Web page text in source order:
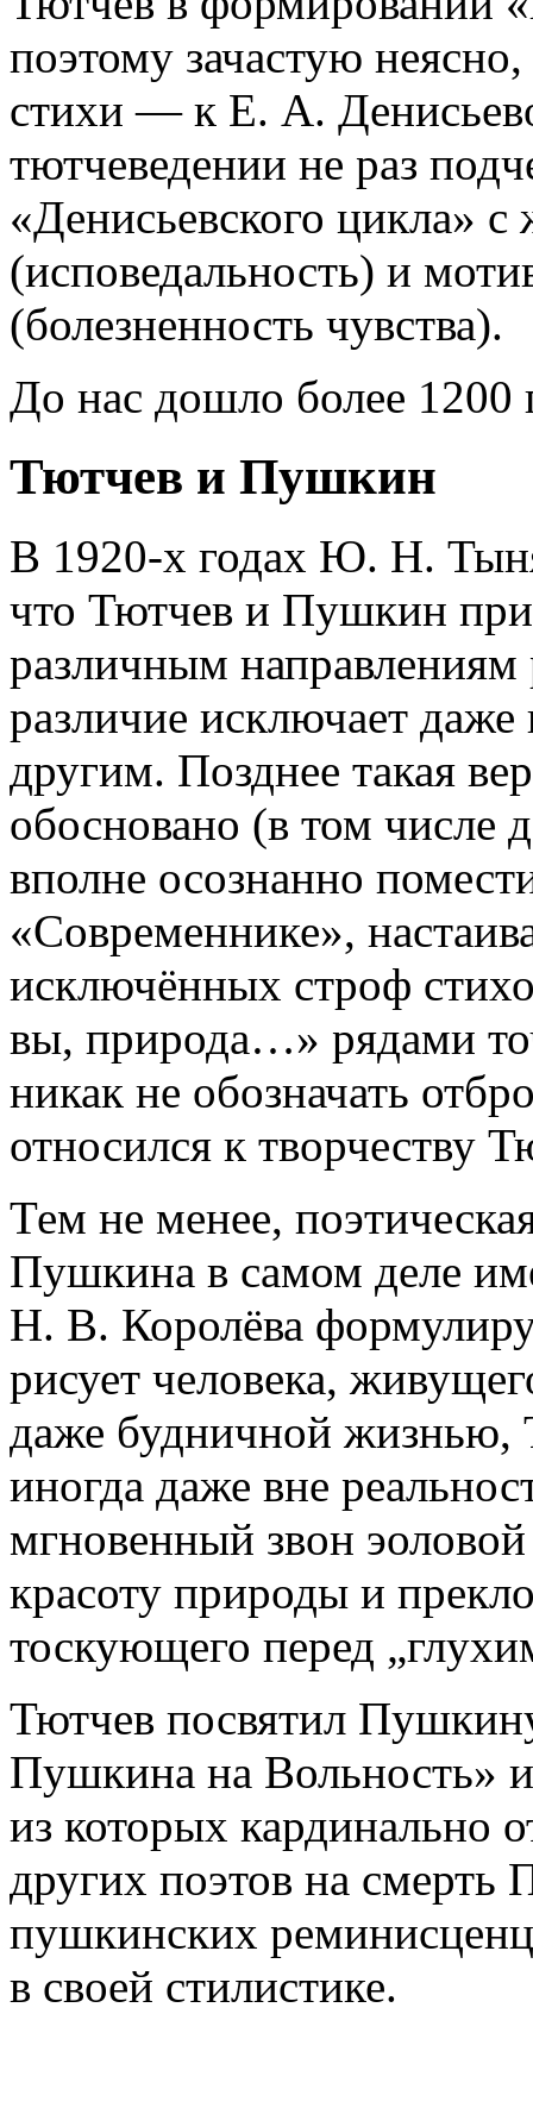
поэтому зачастую
стихи — к Е. А.
тютчеведении не раз
«Денисьевского цикла»
(исповедальность) и
(болезненность чувства).
До нас дошло более 1200
Тютчев и Пушкин
В 1920-х годах Ю. Н.
что Тютчев и Пушкин
различным направлениям
различие исключает
другим. Позднее такая
обосновано (в том числе
вполне осознанно
«Современнике»,
исключённых строф
вы, природа…» рядами
никак не обозначать
относился к творчеству
Тем не менее,
Пушкина в самом деле
Н. В. Королёва
рисует человека,
даже будничной жизнью,
иногда даже вне
мгновенный звон
красоту природы и
тоскующего перед
Тютчев посвятил
Пушкина на Вольность»
из которых кардинально
других поэтов на
пушкинских
в своей стилистике.